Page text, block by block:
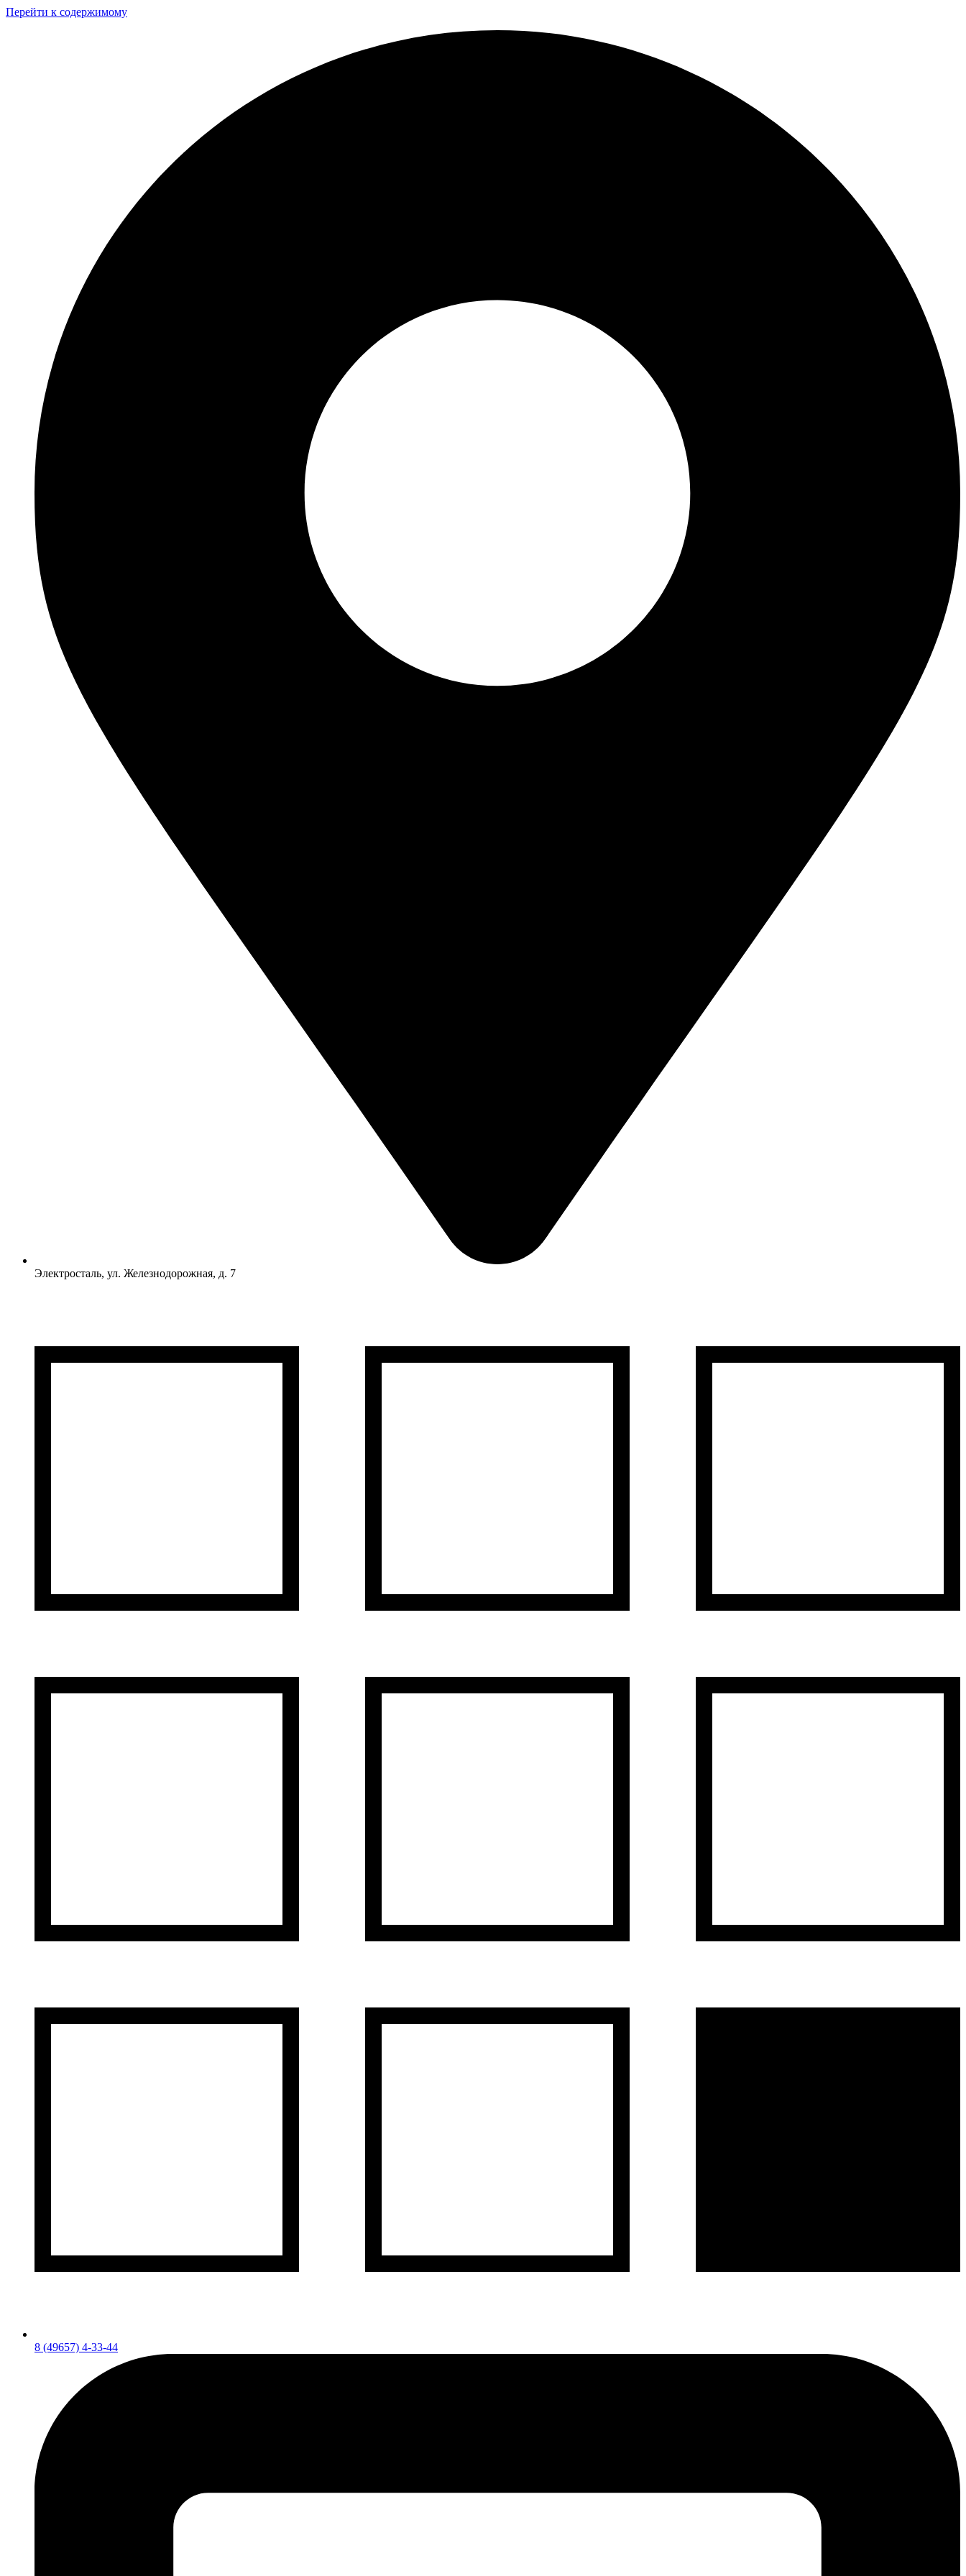
Перейти к содержимому
Электросталь, ул. Железнодорожная, д. 7
8 (49657) 4-33-44